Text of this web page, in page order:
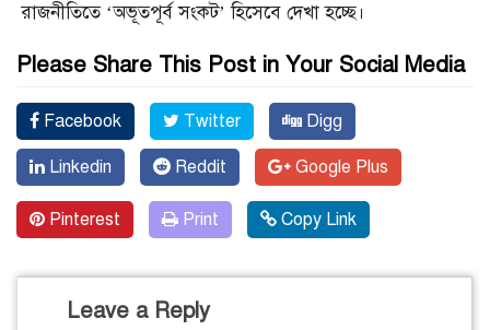
রাজনীতিতে ‘অভূতপূর্ব সংকট’ হিসেবে দেখা হচ্ছে।
Please Share This Post in Your Social Media
Facebook Twitter Digg
Linkedin Reddit Google Plus
Pinterest Print Copy Link
Leave a Reply